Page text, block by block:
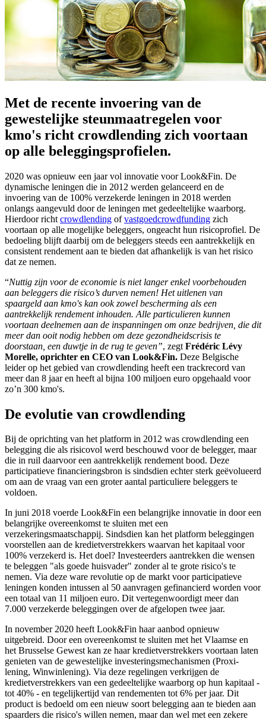
Met de recente invoering van de
gewestelijke steunmaatregelen voor
kmo's richt crowdlending zich voortaan
op alle beleggingsprofielen.
2020 was opnieuw een jaar vol innovatie voor Look&Fin. De
dynamische leningen die in 2012 werden gelanceerd en de
invoering van de 100% verzekerde leningen in 2018 werden
onlangs aangevuld door de leningen met gedeeltelijke waarborg.
Hierdoor richt crowdlending ofvastgoedcrowdfunding zich
voortaan op alle mogelijke beleggers, ongeacht hun risicoprofiel. De
bedoeling blijft daarbij om de beleggers steeds een aantrekkelijk en
consistent rendement aan te bieden dat afhankelijk is van het risico
dat ze nemen.
“Nuttig zijn voor de economie is niet langer enkel voorbehouden
aan beleggers die risico’s durven nemen! Het uitlenen van
spaargeld aan kmo's kan ook zowel bescherming als een
aantrekkelijk rendement inhouden. Alle particulieren kunnen
voortaan deelnemen aan de inspanningen om onze bedrijven, die dit
meer dan ooit nodig hebben om deze gezondheidscrisis te
doorstaan, een duwtje in de rug te geven”, zegt Frédéric Lévy
Morelle, oprichter en CEO van Look&Fin. Deze Belgische
leider op het gebied van crowdlending heeft een trackrecord van
meer dan 8 jaar en heeft al bijna 100 miljoen euro opgehaald voor
zo’n 300 kmo's.
De evolutie van crowdlending
Bij de oprichting van het platform in 2012 was crowdlending een
belegging die als risicovol werd beschouwd voor de belegger, maar
die in ruil daarvoor een aantrekkelijk rendement bood. Deze
participatieve financieringsbron is sindsdien echter sterk geëvolueerd
om aan de vraag van een groter aantal particuliere beleggers te
voldoen.
In juni 2018 voerde Look&Fin een belangrijke innovatie in door een
belangrijke overeenkomst te sluiten met een
verzekeringsmaatschappij. Sindsdien kan het platform beleggingen
voorstellen aan de kredietverstrekkers waarvan het kapitaal voor
100% verzekerd is. Het doel? Investeerders aantrekken die wensen
te beleggen "als goede huisvader" zonder al te grote risico's te
nemen. Via deze ware revolutie op de markt voor participatieve
leningen konden intussen al 50 aanvragen gefinancierd worden voor
een totaal van 11 miljoen euro. Dit vertegenwoordigt meer dan
7.000 verzekerde beleggingen over de afgelopen twee jaar.
In november 2020 heeft Look&Fin haar aanbod opnieuw
uitgebreid. Door een overeenkomst te sluiten met het Vlaamse en
het Brusselse Gewest kan ze haar kredietverstrekkers voortaan laten
genieten van de gewestelijke investeringsmechanismen (Proxi-
lening, Winwinlening). Via deze regelingen verkrijgen de
kredietverstrekkers van een gedeeltelijke waarborg op hun kapitaal -
tot 40% - en tegelijkertijd van rendementen tot 6% per jaar. Dit
product is bedoeld om een nieuw soort belegging aan te bieden aan
spaarders die risico's willen nemen, maar dan wel met een zekere